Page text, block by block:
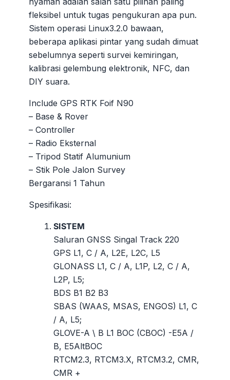
fleksibel untuk tugas pengukuran apa pun.
Sistem operasi Linux3.2.0 bawaan,
beberapa aplikasi pintar yang sudah dimuat
sebelumnya seperti survei kemiringan,
kalibrasi gelembung elektronik, NFC, dan
DIY suara.
Include GPS RTK Foif N90
– Base & Rover
– Controller
– Radio Eksternal
– Tripod Statif Alumunium
– Stik Pole Jalon Survey
Bergaransi 1 Tahun
Spesifikasi:
SISTEM
Saluran GNSS Singal Track 220
GPS L1, C / A, L2E, L2C, L5
GLONASS L1, C / A, L1P, L2, C / A,
L2P, L5;
BDS B1 B2 B3
SBAS (WAAS, MSAS, ENGOS) L1, C
/ A, L5;
GLOVE-A \ B L1 BOC (CBOC) -E5A /
B, E5AltBOC
RTCM2.3, RTCM3.X, RTCM3.2, CMR,
CMR +